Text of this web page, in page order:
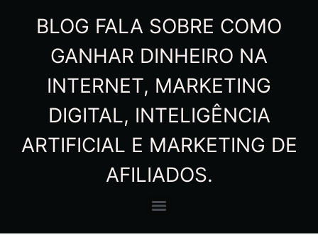
BLOG FALA SOBRE COMO
GANHAR DINHEIRO NA
INTERNET, MARKETING
DIGITAL, INTELIGÊNCIA
ARTIFICIAL E MARKETING DE
AFILIADOS.